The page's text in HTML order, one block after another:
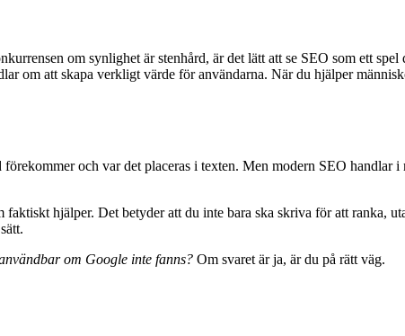
om synlighet är stenhård, är det lätt att se SEO som ett
om att skapa verkligt värde för användarna. När du hjälper
och var det placeras i texten. Men modern SEO handlar
hjälper. Det betyder att du inte bara ska skriva för att ranka,
om Google inte fanns? Om svaret är ja, är du på rätt väg.